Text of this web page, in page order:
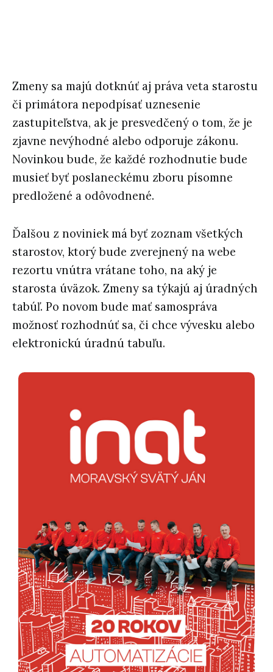
Zmeny sa majú dotknúť aj práva veta starostu
či primátora nepodpísať uznesenie
zastupiteľstva, ak je presvedčený o tom, že je
zjavne nevýhodné alebo odporuje zákonu.
Novinkou bude, že každé rozhodnutie bude
musieť byť poslaneckému zboru písomne
predložené a odôvodnené.
Ďalšou z noviniek má byť zoznam všetkých
starostov, ktorý bude zverejnený na webe
rezortu vnútra vrátane toho, na aký je
starosta úväzok. Zmeny sa týkajú aj úradných
tabúľ. Po novom bude mať samospráva
možnosť rozhodnúť sa, či chce vývesku alebo
elektronickú úradnú tabuľu.